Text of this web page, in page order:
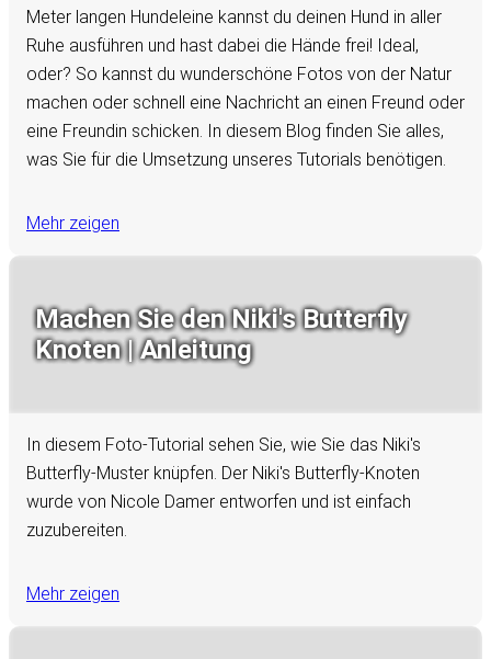
Meter langen Hundeleine kannst du deinen Hund in aller
Ruhe ausführen und hast dabei die Hände frei! Ideal,
oder? So kannst du wunderschöne Fotos von der Natur
machen oder schnell eine Nachricht an einen Freund oder
eine Freundin schicken. In diesem Blog finden Sie alles,
was Sie für die Umsetzung unseres Tutorials benötigen.
Mehr zeigen
Machen Sie den Niki's Butterfly
Knoten | Anleitung
In diesem Foto-Tutorial sehen Sie, wie Sie das Niki's
Butterfly-Muster knüpfen. Der Niki's Butterfly-Knoten
wurde von Nicole Damer entworfen und ist einfach
zuzubereiten.
Mehr zeigen